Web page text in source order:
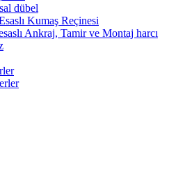
dübel
Kumaş Reçinesi
Ankraj, Tamir ve Montaj harcı